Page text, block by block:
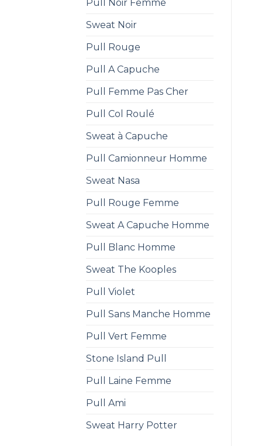
Pull Noir Femme
Sweat Noir
Pull Rouge
Pull A Capuche
Pull Femme Pas Cher
Pull Col Roulé
Sweat à Capuche
Pull Camionneur Homme
Sweat Nasa
Pull Rouge Femme
Sweat A Capuche Homme
Pull Blanc Homme
Sweat The Kooples
Pull Violet
Pull Sans Manche Homme
Pull Vert Femme
Stone Island Pull
Pull Laine Femme
Pull Ami
Sweat Harry Potter